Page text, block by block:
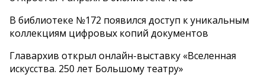
В библиотеке №172 появился доступ к уникальным
коллекциям цифровых копий документов
Главархив открыл онлайн-выставку «Вселенная
искусства. 250 лет Большому театру»